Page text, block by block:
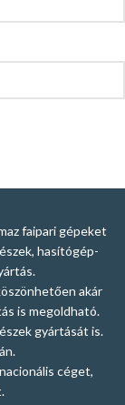
faipari gépeket
hasítógép-
akár
is megoldható.
gyártását is.
céget,